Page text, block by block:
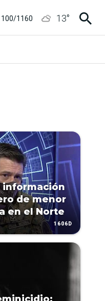
/1160
13°
información
de menor
en el Norte
1606D